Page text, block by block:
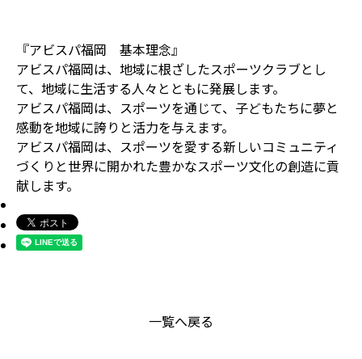
『アビスパ福岡 基本理念』
アビスパ福岡は、地域に根ざしたスポーツクラブとし
て、地域に生活する人々とともに発展します。
アビスパ福岡は、スポーツを通じて、子どもたちに夢と
感動を地域に誇りと活力を与えます。
アビスパ福岡は、スポーツを愛する新しいコミュニティ
づくりと世界に開かれた豊かなスポーツ文化の創造に貢
献します。
一覧へ戻る